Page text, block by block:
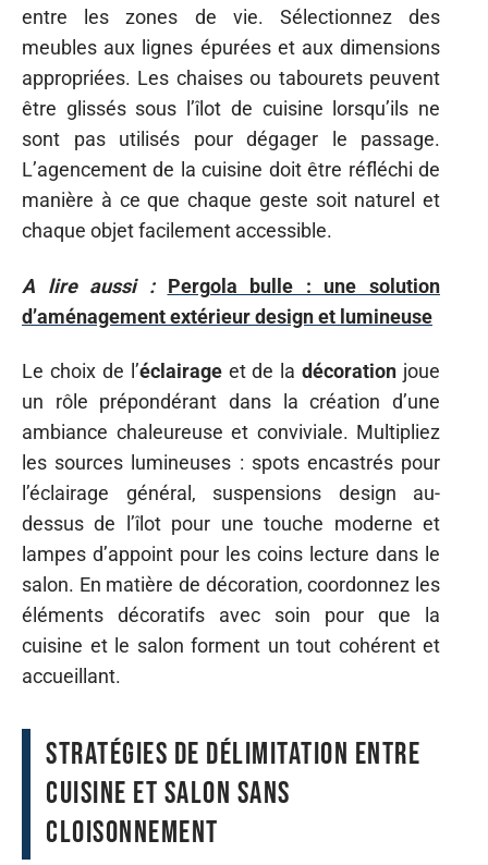
entre les zones de vie. Sélectionnez des
meubles aux lignes épurées et aux dimensions
appropriées. Les chaises ou tabourets peuvent
être glissés sous l’îlot de cuisine lorsqu’ils ne
sont pas utilisés pour dégager le passage.
L’agencement de la cuisine doit être réfléchi de
manière à ce que chaque geste soit naturel et
chaque objet facilement accessible.
A lire aussi :
Pergola bulle : une solution
d’aménagement extérieur design et lumineuse
Le choix de l’éclairageet de ladécoration joue
un rôle prépondérant dans la création d’une
ambiance chaleureuse et conviviale. Multipliez
les sources lumineuses : spots encastrés pour
l’éclairage général, suspensions design au-
dessus de l’îlot pour une touche moderne et
lampes d’appoint pour les coins lecture dans le
salon. En matière de décoration, coordonnez les
éléments décoratifs avec soin pour que la
cuisine et le salon forment un tout cohérent et
accueillant.
Stratégies de délimitation entre
cuisine et salon sans
cloisonnement